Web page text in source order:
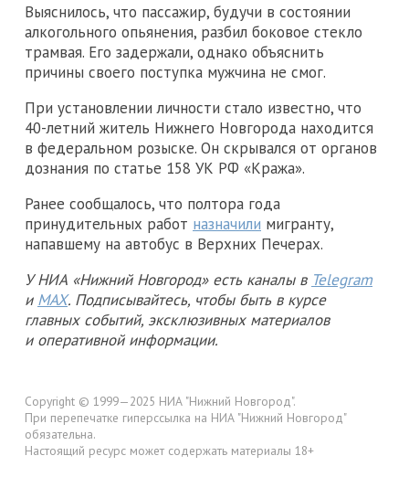
Выяснилось, что пассажир, будучи в состоянии
алкогольного опьянения, разбил боковое стекло
трамвая. Его задержали, однако объяснить
причины своего поступка мужчина не смог.
При установлении личности стало известно, что
40-летний житель Нижнего Новгорода находится
в федеральном розыске. Он скрывался от органов
дознания по статье 158 УК РФ «Кража».
Ранее сообщалось, что полтора года
принудительных работ назначили мигранту,
напавшему на автобус в Верхних Печерах.
У НИА «Нижний Новгород» есть каналы в Telegram
и MAX. Подписывайтесь, чтобы быть в курсе
главных событий, эксклюзивных материалов
и оперативной информации.
Copyright © 1999—2025 НИА "Нижний Новгород".
При перепечатке гиперссылка на НИА "Нижний Новгород"
обязательна.
Настоящий ресурс может содержать материалы 18+